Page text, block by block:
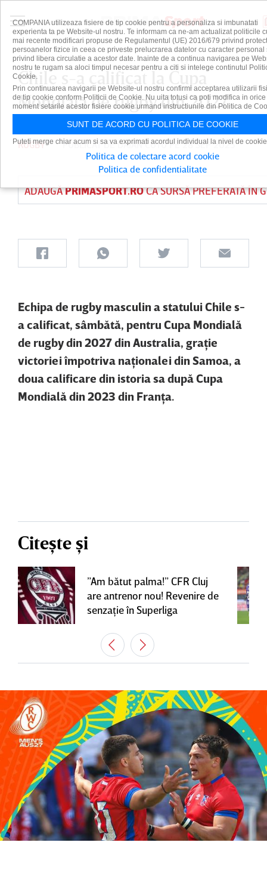
Chile s-a calificat la Cupa
Mondială de rugby din 2027
RUGBY PUBLICAT DEDAIAN CUTUPE 28 SEP 2025
ADAUGĂPRIMASPORT.ROCA SURSĂ PREFERATĂ ÎN
Echipa de rugby masculin a statului Chile s-
a calificat, sâmbătă, pentru Cupa Mondială
de rugby din 2027 din Australia, graţie
victoriei împotriva naţionalei din Samoa, a
doua calificare din istoria sa după Cupa
Mondială din 2023 din Franţa.
Citește și
”Am bătut palma!” CFR Cluj
are antrenor nou! Revenire de
senzaţie în Superliga
COMPANIA utilizeaza fisiere de tip cookie pentru a personaliza si imbunatati
experienta ta pe Website-ul nostru. Te informam ca ne-am actualizat politicile
mai recente modificari propuse de Regulamentul (UE) 2016/679 privind
persoanelor fizice in ceea ce priveste prelucrarea datelor cu caracter personal
privind libera circulatie a acestor date. Inainte de a continua navigarea pe
nostru te rugam sa aloci timpul necesar pentru a citi si intelege continutul
Cookie.
Prin continuarea navigarii pe Website-ul nostru confirmi acceptarea utilizarii
de tip cookie conform Politicii de Cookie. Nu uita totusi ca poti modifica in orice
moment setarile acestor fisiere cookie urmand instructiunile din Politica de
SUNT DE ACORD CU POLITICA DE COOKIE
Puteti merge chiar acum si sa va exprimati acordul individual la nivel de
Politica de colectare acord cookie
Politica de confidentialitate